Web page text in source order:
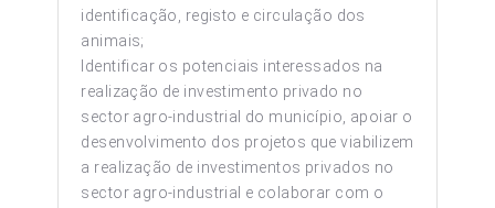
identificação, registo e circulação dos
animais;
Identificar os potenciais interessados na
realização de investimento privado no
sector agro-industrial do município, apoiar o
desenvolvimento dos projetos que viabilizem
a realização de investimentos privados no
sector agro-industrial e colaborar com o